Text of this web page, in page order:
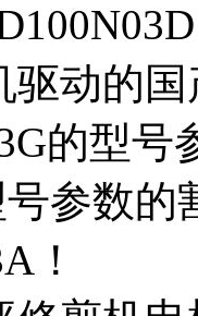
驱动的
的型号
参数
！